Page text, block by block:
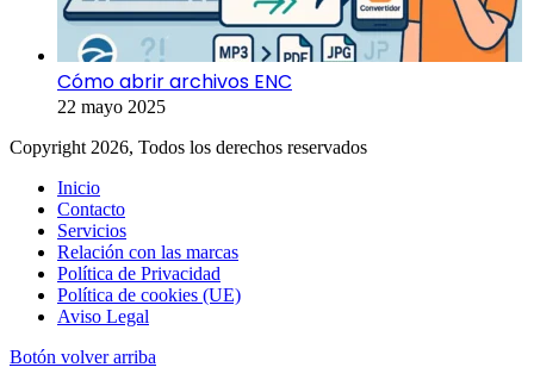
Cómo abrir archivos ENC
22 mayo 2025
Copyright 2026, Todos los derechos reservados
Inicio
Contacto
Servicios
Relación con las marcas
Política de Privacidad
Política de cookies (UE)
Aviso Legal
Botón volver arriba